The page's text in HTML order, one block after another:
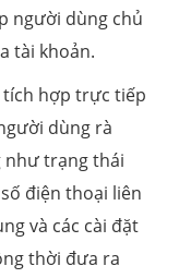
người dùng chủ
tài khoản.
tích hợp trực tiếp
dùng rà
như trạng thái
điện thoại liên
và các cài đặt
thời đưa ra